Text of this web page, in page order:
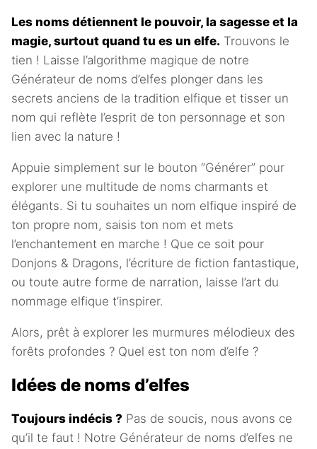
Les noms détiennent le pouvoir, la sagesse et la
magie, surtout quand tu es un elfe. Trouvons le
tien ! Laisse l’algorithme magique de notre
Générateur de noms d’elfes plonger dans les
secrets anciens de la tradition elfique et tisser un
nom qui reflète l’esprit de ton personnage et son
lien avec la nature !
Appuie simplement sur le bouton “Générer” pour
explorer une multitude de noms charmants et
élégants. Si tu souhaites un nom elfique inspiré de
ton propre nom, saisis ton nom et mets
l’enchantement en marche ! Que ce soit pour
Donjons & Dragons, l’écriture de fiction fantastique,
ou toute autre forme de narration, laisse l’art du
nommage elfique t’inspirer.
Alors, prêt à explorer les murmures mélodieux des
forêts profondes ? Quel est ton nom d’elfe ?
Idées de noms d’elfes
Toujours indécis ? Pas de soucis, nous avons ce
qu’il te faut ! Notre Générateur de noms d’elfes ne